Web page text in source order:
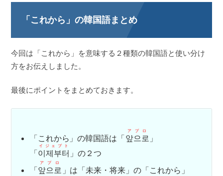
「これから」の韓国語まとめ
今回は「これから」を意味する２種類の韓国語と使い分け
方をお伝えしました。
最後にポイントをまとめておきます。
「これから」の韓国語は「앞으로
アプロ
」
「이제부터
イジェブト
」の２つ
「앞으로
アプロ
」は「未来・将来」の「これから」